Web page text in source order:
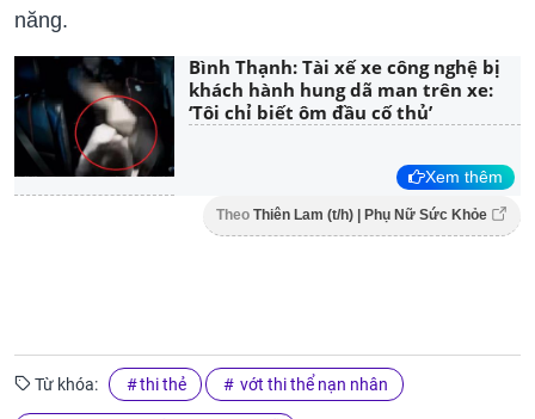
năng.
Bình Thạnh: Tài xế xe công nghệ bị
khách hành hung dã man trên xe:
‘Tôi chỉ biết ôm đầu cố thủ’
Xem thêm
Theo Thiên Lam (t/h) | Phụ Nữ Sức Khỏe
Từ khóa: thi thẻ vớt thi thể nạn nhân